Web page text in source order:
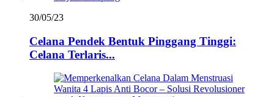
30/05/23
Celana Pendek Bentuk Pinggang Tinggi:
Celana Terlaris...